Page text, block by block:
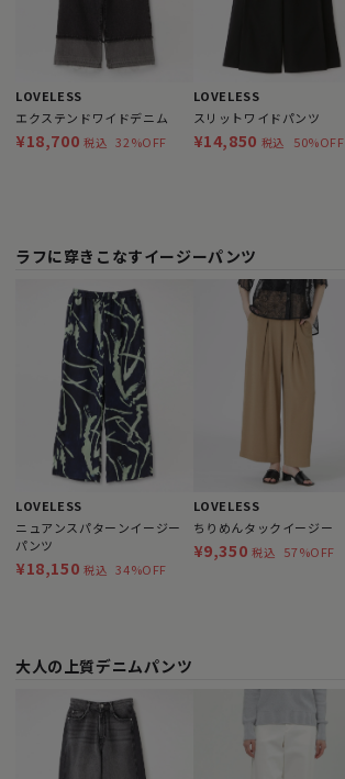
LOVELESS
エクステンドワイドデニム
¥18,700 税込 32%OFF
LOVELESS
スリットワイドパンツ
¥14,850 税込 50%OFF
ラフに穿きこなすイージーパンツ
LOVELESS
ニュアンスパターンイージー
パンツ
¥18,150 税込 34%OFF
LOVELESS
ちりめんタックイージー
¥9,350 税込 57%OFF
大人の上質デニムパンツ